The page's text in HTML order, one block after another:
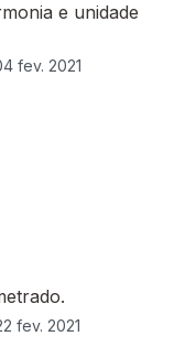
e unidade
fev. 2021
fev. 2021